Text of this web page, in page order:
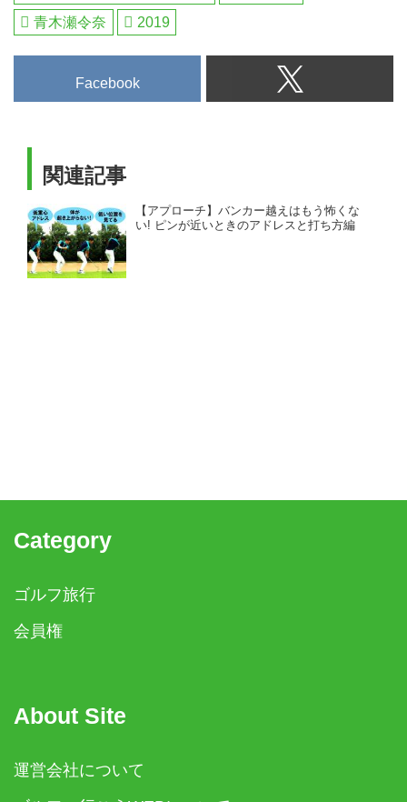
青木瀬令奈
2019
Facebook
関連記事
【アプローチ】バンカー越えはもう怖くな
い! ピンが近いときのアドレスと打ち方編
Category
ゴルフ旅行
会員権
About Site
運営会社について